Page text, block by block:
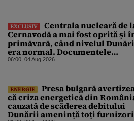
EXCLUSIV
Centrala nucleară de
Cernavodă a mai fost oprită și
primăvară, când nivelul
era normal. Documentele
descoperite de Gândul arată că
06:00, 04 Aug 2026
ENERGIE
Presa bulgară
că criza energetică din
cauzată de scăderea debitului
Dunării amenință toți